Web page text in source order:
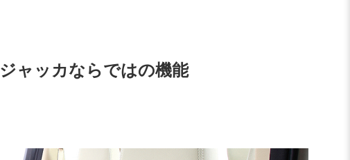
ジャッカならではの機能